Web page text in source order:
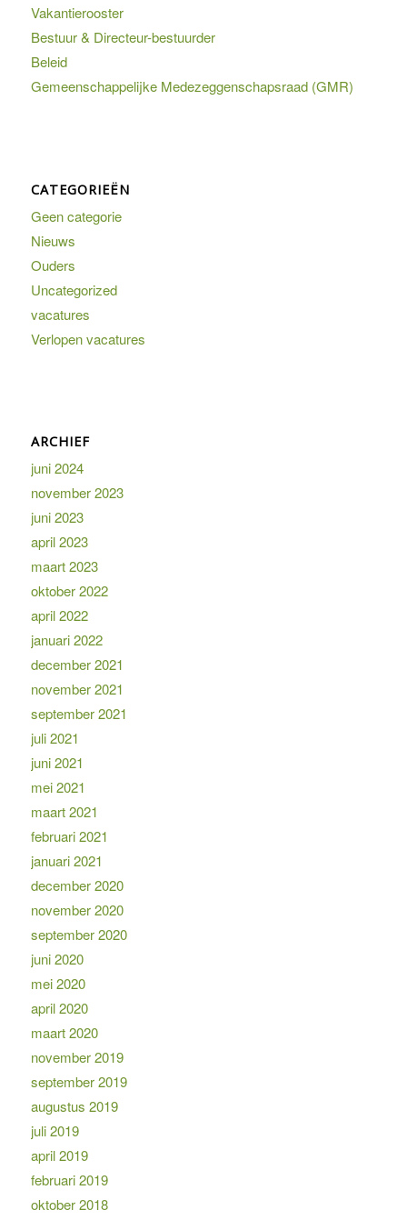
Vakantierooster
Bestuur & Directeur-bestuurder
Beleid
Gemeenschappelijke Medezeggenschapsraad (GMR)
CATEGORIEËN
Geen categorie
Nieuws
Ouders
Uncategorized
vacatures
Verlopen vacatures
ARCHIEF
juni 2024
november 2023
juni 2023
april 2023
maart 2023
oktober 2022
april 2022
januari 2022
december 2021
november 2021
september 2021
juli 2021
juni 2021
mei 2021
maart 2021
februari 2021
januari 2021
december 2020
november 2020
september 2020
juni 2020
mei 2020
april 2020
maart 2020
november 2019
september 2019
augustus 2019
juli 2019
april 2019
februari 2019
oktober 2018